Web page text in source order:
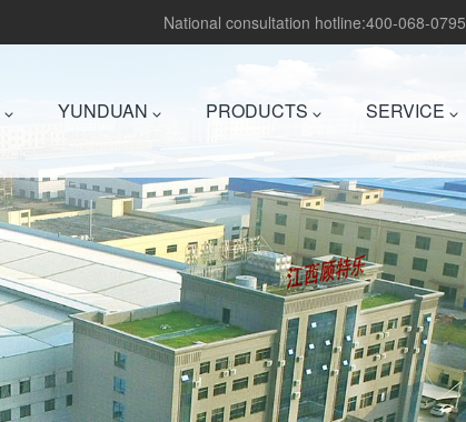
National consultation hotline:400-068-0795
YUNDUAN PRODUCTS SERVICE